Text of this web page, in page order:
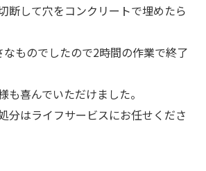
断して穴をコンクリートで埋めたら
ものでしたので2時間の作業で終了
も喜んでいただけました。
分はライフサービスにお任せくださ